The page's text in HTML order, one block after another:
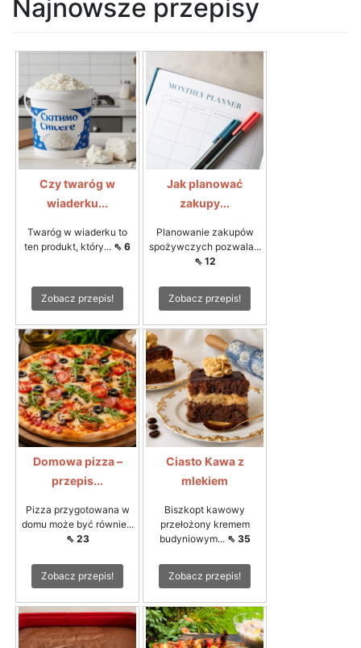
Najnowsze przepisy
Czy twaróg w
wiaderku...
Twaróg w wiaderku to
ten produkt, który... ⇖ 6
Zobacz przepis!
Jak planować
zakupy...
Planowanie zakupów
spożywczych pozwala...
⇖ 12
Zobacz przepis!
Domowa pizza –
przepis...
Pizza przygotowana w
domu może być równie...
⇖ 23
Zobacz przepis!
Ciasto Kawa z
mlekiem
Biszkopt kawowy
przełożony kremem
budyniowym... ⇖ 35
Zobacz przepis!